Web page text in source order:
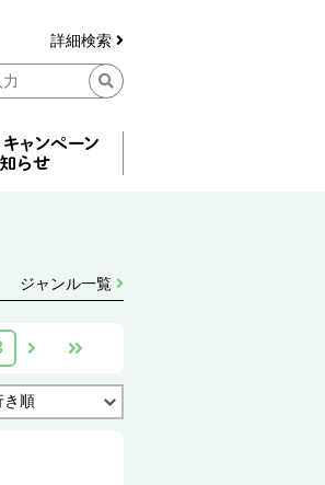
詳細検索
ジャンル一覧